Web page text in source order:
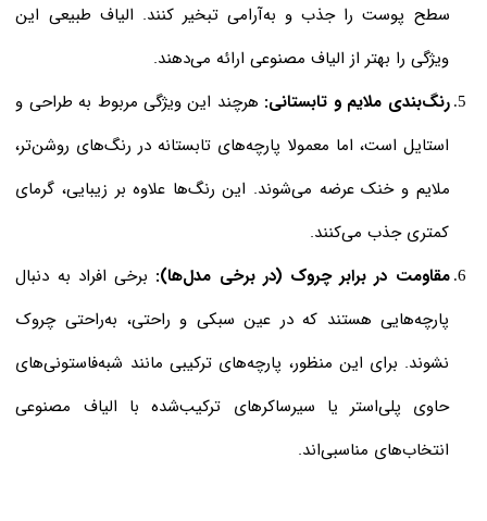
سطح پوست را جذب و به‌آرامی تبخیر کنند. الیاف طبیعی این
ویژگی را بهتر از الیاف مصنوعی ارائه می‌دهند.
رنگ‌بندی ملایم و تابستانی: هرچند این ویژگی مربوط به طراحی و
استایل است، اما معمولا پارچه‌های تابستانه در رنگ‌های روشن‌تر،
ملایم و خنک‌ عرضه می‌شوند. این رنگ‌ها علاوه بر زیبایی، گرمای
کمتری جذب می‌کنند.
مقاومت در برابر چروک (در برخی مدل‌ها): برخی افراد به دنبال
پارچه‌هایی هستند که در عین سبکی و راحتی، به‌راحتی چروک
نشوند. برای این منظور، پارچه‌های ترکیبی مانند شبه‌فاستونی‌های
حاوی پلی‌استر یا سیرساکرهای ترکیب‌شده با الیاف مصنوعی
انتخاب‌های مناسبی‌اند.